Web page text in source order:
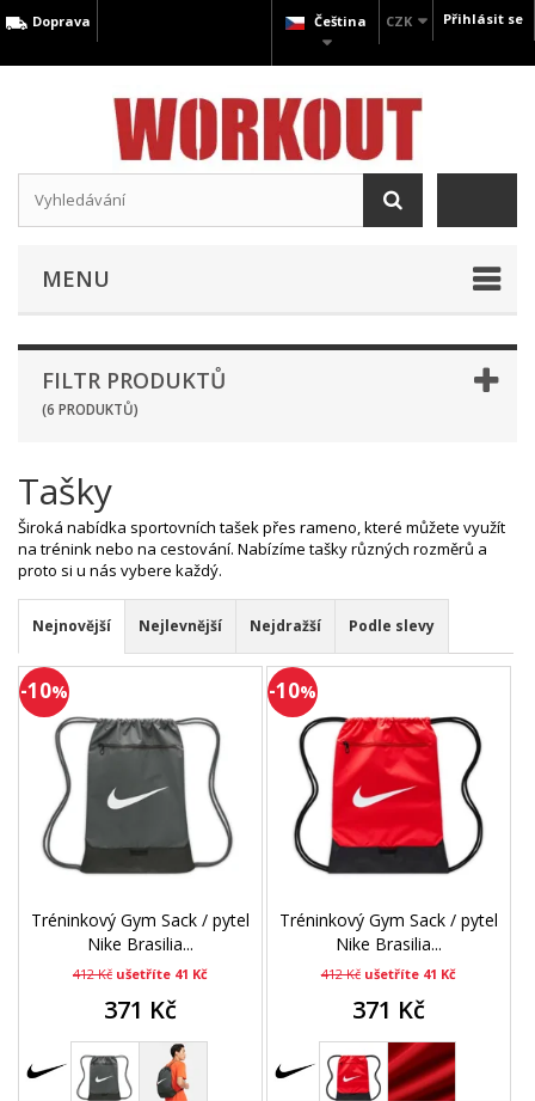
Přihlásit se
CZK
Čeština
Doprava
MENU
FILTR PRODUKTŮ
(6 PRODUKTŮ)
Tašky
Široká nabídka sportovních tašek přes rameno, které můžete využít
na trénink nebo na cestování. Nabízíme tašky různých rozměrů a
proto si u nás vybere každý.
Nejnovější Nejlevnější Nejdražší Podle slevy
-10%
Tréninkový Gym Sack / pytel
Nike Brasilia...
412 Kč ušetříte 41 Kč
371 Kč
-10%
Tréninkový Gym Sack / pytel
Nike Brasilia...
412 Kč ušetříte 41 Kč
371 Kč